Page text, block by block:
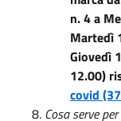
n. 4 a
Martedì
Giovedì
12.00)
covid
Cosa serve